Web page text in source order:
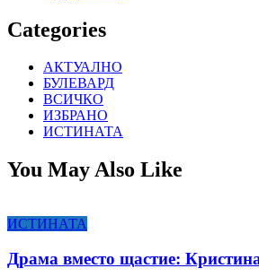
Categories
АКТУАЛНО
БУЛЕВАРД
ВСИЧКО
ИЗБРАНО
ИСТИНАТА
You May Also Like
ИСТИНАТА
Драма вместо щастие: